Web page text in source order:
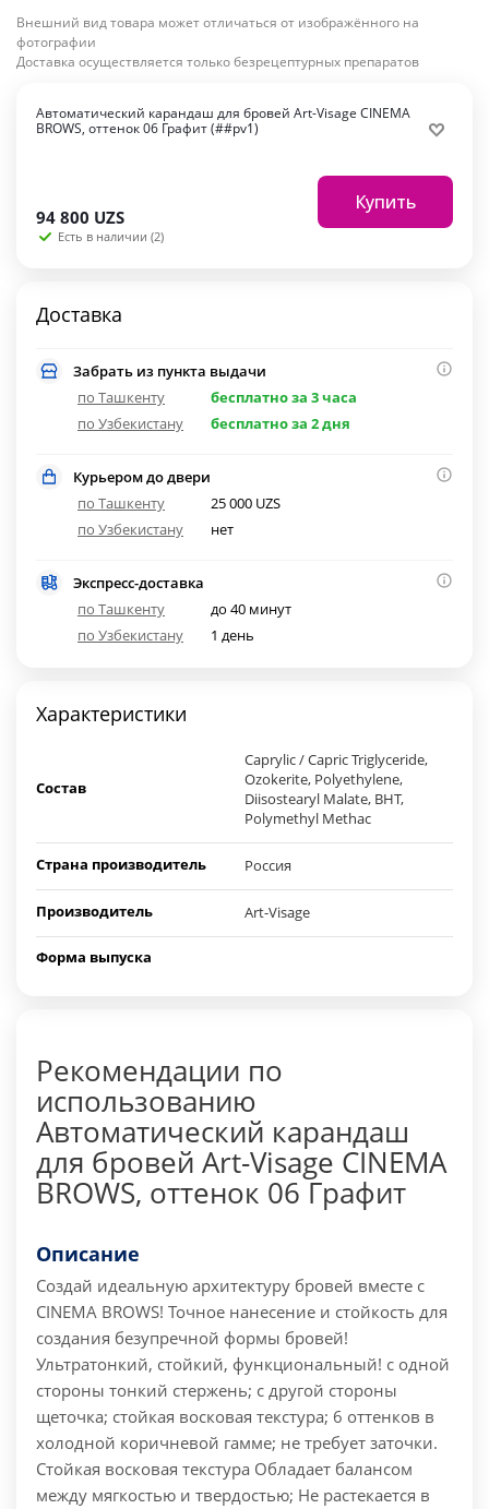
Внешний вид товара может отличаться от изображённого на
фотографии
Доставка осуществляется только безрецептурных препаратов
Автоматический карандаш для бровей Art-Visage CINEMA
BROWS, оттенок 06 Графит (##pv1)
94 800 UZS
Есть в наличии (2)
Купить
Доставка
Забрать из пункта выдачи
по Ташкенту
бесплатно за 3 часа
по Узбекистану
бесплатно за 2 дня
Курьером до двери
по Ташкенту
25 000 UZS
по Узбекистану
нет
Экспресс-доставка
по Ташкенту
до 40 минут
по Узбекистану
1 день
Характеристики
Состав
Caprylic / Capric Triglyceride,
Ozokerite, Polyethylene,
Diisostearyl Malate, BHT,
Polymethyl Methac
Страна производитель Россия
Производитель Art-Visage
Форма выпуска
Рекомендации по
использованию
Автоматический карандаш
для бровей Art-Visage CINEMA
BROWS, оттенок 06 Графит
Описание
Создай идеальную архитектуру бровей вместе с
CINEMA BROWS! Точное нанесение и стойкость для
создания безупречной формы бровей!
Ультратонкий, стойкий, функциональный! с одной
стороны тонкий стержень; с другой стороны
щеточка; стойкая восковая текстура; 6 оттенков в
холодной коричневой гамме; не требует заточки.
Стойкая восковая текстура Обладает балансом
между мягкостью и твердостью; Не растекается в